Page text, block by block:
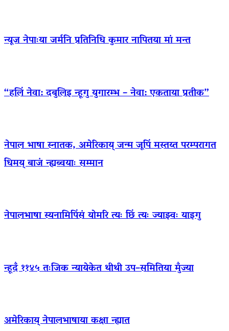
न्यूज नेपाःया जर्मनि प्रतिनिधि कुमार नापितया मां मन्त
“हलिं नेवा: दबुलिइ न्हूगु युगारम्भ – नेवा: एकताया प्रतीक”
नेपाल भाषा स्नातक, अमेरिकाय् जन्म जूपिं मस्तय्त परम्परागत
धिमय् बाजं न्ह्यब्वयाः सम्मान
नेपालभाषा स्यनामिपिंसं योमरि त्यः छिं त्यः ज्याझ्वः याइगु
न्हूदँ ११४५ तःजिक न्यायेकेत थीथी उप–समितिया मुँज्या
अमेरिकाय् नेपालभाषाया कक्षा न्ह्यात